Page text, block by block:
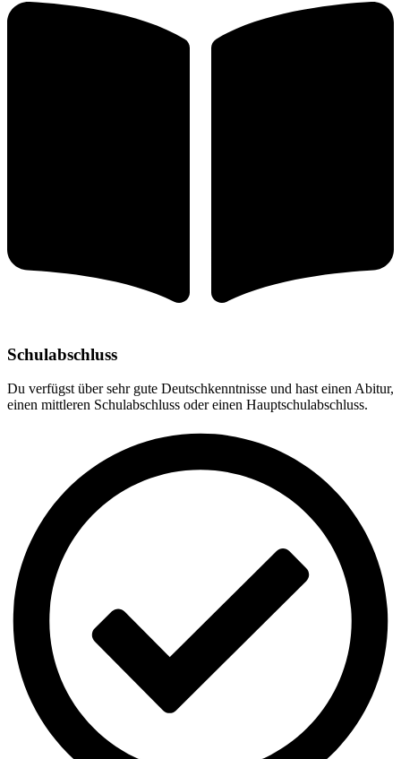
Schulabschluss
Du verfügst über sehr gute Deutschkenntnisse und hast einen Abitur,
einen mittleren Schulabschluss oder einen Hauptschulabschluss.